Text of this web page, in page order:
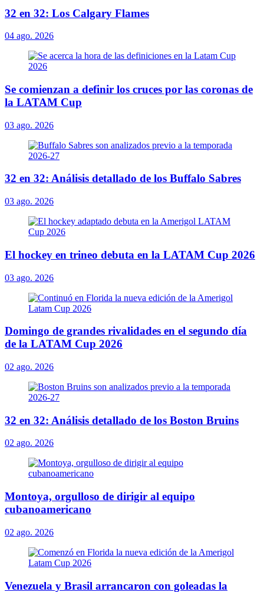
32 en 32: Los Calgary Flames
04 ago. 2026
Se comienzan a definir los cruces por las coronas de
la LATAM Cup
03 ago. 2026
32 en 32: Análisis detallado de los Buffalo Sabres
03 ago. 2026
El hockey en trineo debuta en la LATAM Cup 2026
03 ago. 2026
Domingo de grandes rivalidades en el segundo día
de la LATAM Cup 2026
02 ago. 2026
32 en 32: Análisis detallado de los Boston Bruins
02 ago. 2026
Montoya, orgulloso de dirigir al equipo
cubanoamericano
02 ago. 2026
Venezuela y Brasil arrancaron con goleadas la